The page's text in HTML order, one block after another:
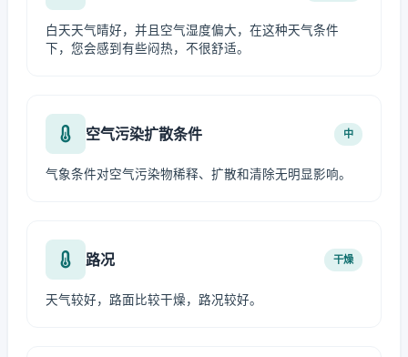
白天天气晴好，并且空气湿度偏大，在这种天气条件
下，您会感到有些闷热，不很舒适。
空气污染扩散条件 中
气象条件对空气污染物稀释、扩散和清除无明显影响。
路况 干燥
天气较好，路面比较干燥，路况较好。